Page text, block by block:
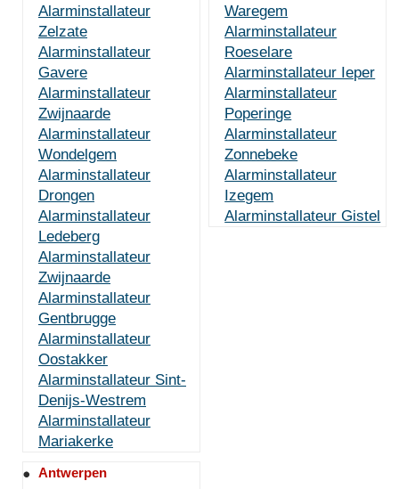
Alarminstallateur
Zelzate
Alarminstallateur
Gavere
Alarminstallateur
Zwijnaarde
Alarminstallateur
Wondelgem
Alarminstallateur
Drongen
Alarminstallateur
Ledeberg
Alarminstallateur
Zwijnaarde
Alarminstallateur
Gentbrugge
Alarminstallateur
Oostakker
Alarminstallateur Sint-
Denijs-Westrem
Alarminstallateur
Mariakerke
Waregem
Alarminstallateur
Roeselare
Alarminstallateur Ieper
Alarminstallateur
Poperinge
Alarminstallateur
Zonnebeke
Alarminstallateur
Izegem
Alarminstallateur Gistel
Antwerpen